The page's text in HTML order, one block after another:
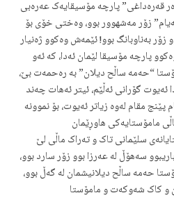
قەرەداغی” پارچە مۆسیقایەک عەرەبی
زۆر مەشهوور بوو، وەختی خۆی بۆ
بەناوبانگ بوو! ئێمەش وەکوو ژەنیار
پارچە مۆسیقا لێمان ئەدا، کە ئەو
“حەمە ساڵح دیلان” بە رەحمەت بێ،
گۆرانی ئەڵێم، ئیتر ئەهات چەند
مقام لەوە زیاتر ئەیوت، بۆ نموونە
بوو لە ماڵی مامۆستایەکی هاوڕێمان
سلێمانی تاک و تەراک ماڵی لێ
سەهۆڵ لە عەرزا بوو زۆر سارد بوو،
حەمە ساڵح دیلانیشمان لە گەڵ بوو،
و کاک شەوکەت و مامۆستا